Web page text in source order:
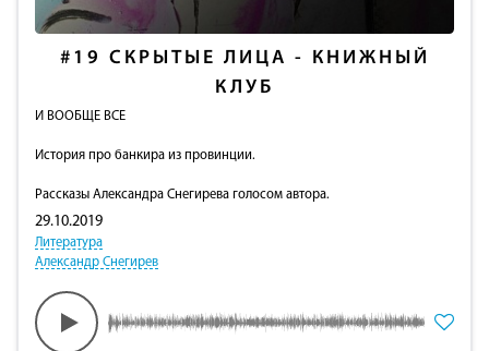
#19 СКРЫТЫЕ ЛИЦА - КНИЖНЫЙ
КЛУБ
И ВООБЩЕ ВСЕ
История про банкира из провинции.
Рассказы Александра Снегирева голосом автора.
29.10.2019
Литература
Александр Снегирев